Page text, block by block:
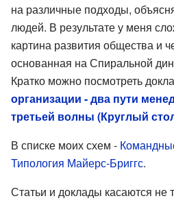
на различные подходы,
людей. В результате у меня
картина развития общества и
основанная на Спиральной
Кратко можно посмотреть
организации - два пути
третьей волны (Круглый
В списке моих схем -
Типология Майерс-Бриггс.
Статьи и доклады касаются не